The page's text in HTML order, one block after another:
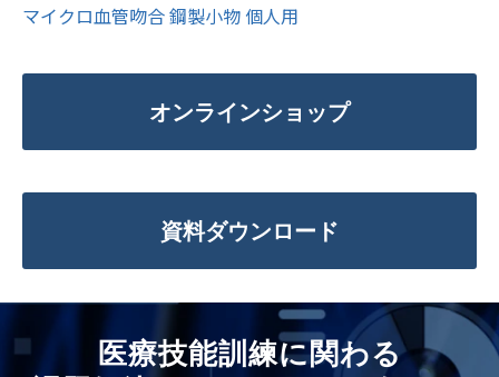
マイクロ血管吻合 鋼製小物 個人用
オンラインショップ
資料ダウンロード
医療技能訓練に関わる